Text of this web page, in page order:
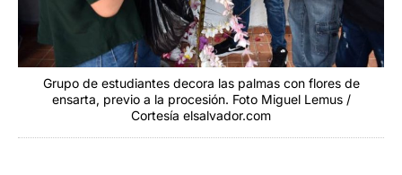
Grupo de estudiantes decora las palmas con flores de
ensarta, previo a la procesión. Foto Miguel Lemus /
Cortesía elsalvador.com